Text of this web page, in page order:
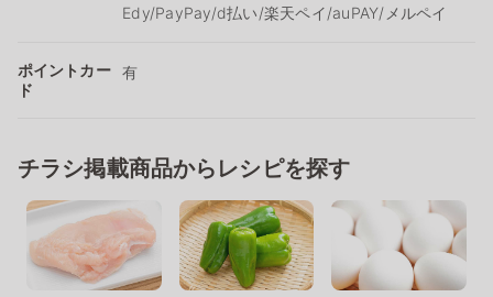
Edy/PayPay/d払い/楽天ペイ/auPAY/メルペイ
ポイントカー
ド
有
チラシ掲載商品からレシピを探す